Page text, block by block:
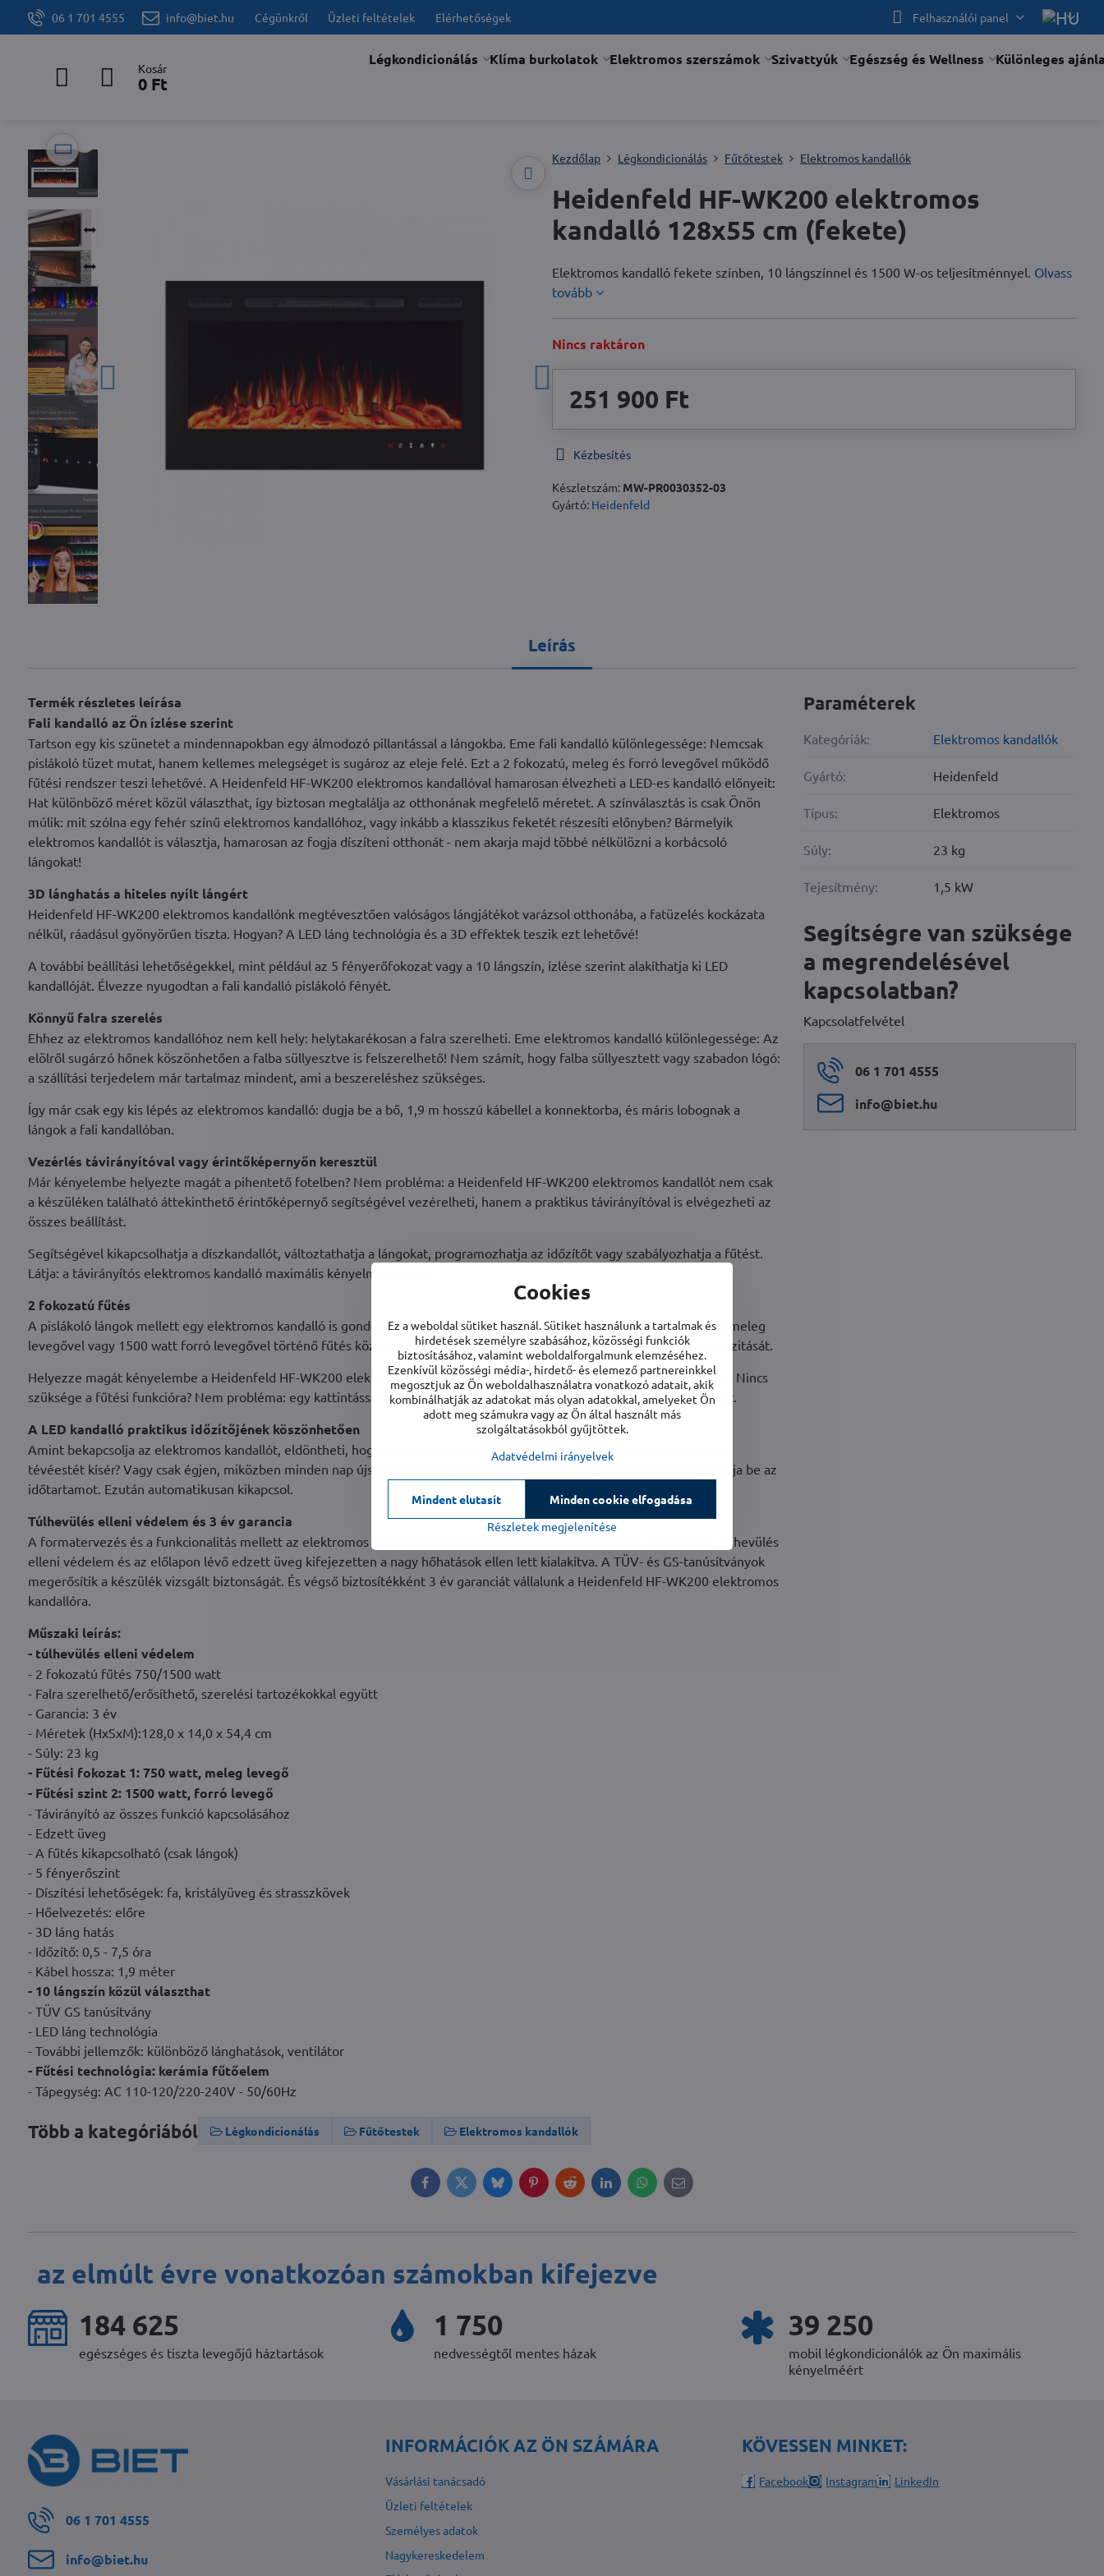
06 1 701 4555 info@biet.hu Cégünkről Üzleti feltételek Elérhetőségek Felhasználói panel
Kosár
0 Ft
Légkondicionálás Klíma burkolatok Elektromos szerszámok Szivattyúk Egészség és Wellness Különleges
Kezdőlap Légkondicionálás Fűtőtestek Elektromos kandallók
Heidenfeld HF-WK200 elektromos
kandalló 128x55 cm (fekete)
Elektromos kandalló fekete színben, 10 lángszínnel és 1500 W-os teljesítménnyel. Olvass
tovább
Nincs raktáron
251 900 Ft
Kézbesítés
Készletszám: MW-PR0030352-03
Gyártó: Heidenfeld
Leírás
Termék részletes leírása
Fali kandalló az Ön ízlése szerint
Tartson egy kis szünetet a mindennapokban egy álmodozó pillantással a lángokba. Eme fali kandalló különlegessége: Nemcsak
pislákoló tüzet mutat, hanem kellemes melegséget is sugároz az eleje felé. Ezt a 2 fokozatú, meleg és forró levegővel működő
fűtési rendszer teszi lehetővé. A Heidenfeld HF-WK200 elektromos kandallóval hamarosan élvezheti a LED-es kandalló előnyeit:
Hat különböző méret közül választhat, így biztosan megtalálja az otthonának megfelelő méretet. A színválasztás is csak Önön
múlik: mit szólna egy fehér színű elektromos kandallóhoz, vagy inkább a klasszikus feketét részesíti előnyben? Bármelyik
elektromos kandallót is választja, hamarosan az fogja díszíteni otthonát - nem akarja majd többé nélkülözni a korbácsoló
lángokat!
3D lánghatás a hiteles nyílt lángért
Heidenfeld HF-WK200 elektromos kandallónk megtévesztően valóságos lángjátékot varázsol otthonába, a fatüzelés kockázata
nélkül, ráadásul gyönyörűen tiszta. Hogyan? A LED láng technológia és a 3D effektek teszik ezt lehetővé!
A további beállítási lehetőségekkel, mint például az 5 fényerőfokozat vagy a 10 lángszín, ízlése szerint alakíthatja ki LED
kandallóját. Élvezze nyugodtan a fali kandalló pislákoló fényét.
Könnyű falra szerelés
Ehhez az elektromos kandallóhoz nem kell hely: helytakarékosan a falra szerelheti. Eme elektromos kandalló különlegessége: Az
elölről sugárzó hőnek köszönhetően a falba süllyesztve is felszerelhető! Nem számít, hogy falba süllyesztett vagy szabadon lógó:
a szállítási terjedelem már tartalmaz mindent, ami a beszereléshez szükséges.
Így már csak egy kis lépés az elektromos kandalló: dugja be a bő, 1,9 m hosszú kábellel a konnektorba, és máris lobognak a
lángok a fali kandallóban.
Vezérlés távirányítóval vagy érintőképernyőn keresztül
Már kényelembe helyezte magát a pihentető fotelben? Nem probléma: a Heidenfeld HF-WK200 elektromos kandallót nem csak
a készüléken található áttekinthető érintőképernyő segítségével vezérelheti, hanem a praktikus távirányítóval is elvégezheti az
összes beállítást.
Segítségével kikapcsolhatja a díszkandallót, változtathatja a lángokat, programozhatja az időzítőt vagy szabályozhatja a fűtést.
Látja: a távirányítós elektromos kandalló maximális kényelmet jelent!
2 fokozatú fűtés
A pislákoló lángok mellett egy elektromos kandalló is gondoskodik a meghitt melegről. A kétfokozatú fűtéssel 750 watt meleg
levegővel vagy 1500 watt forró levegővel történő fűtés között válogathat. A ventilátor szabályozza a kilépő levegő intenzitását.
Helyezze magát kényelembe a Heidenfeld HF-WK200 elektromos kandalló előtt, és élvezze a kellemes meleget a bőrén. Nincs
szüksége a fűtési funkcióra? Nem probléma: egy kattintással kikapcsolhatja őket, és élvezheti a LED-es kandalló látványát.
A LED kandalló praktikus időzítőjének köszönhetően
Amint bekapcsolja az elektromos kandallót, eldöntheti, hogy a tűz mennyi ideig "égjen". A pislákoló fény egy hangulatos
tévéestét kísér? Vagy csak égjen, miközben minden nap újságot olvas? A praktikus időzítővel 0,5 és 7,5 óra között állíthatja be az
időtartamot. Ezután automatikusan kikapcsol.
Túlhevülés elleni védelem és 3 év garancia
A formatervezés és a funkcionalitás mellett az elektromos kandalló biztonságát sem szabad elhanyagolni. A beépített túlhevülés
elleni védelem és az előlapon lévő edzett üveg kifejezetten a nagy hőhatások ellen lett kialakítva. A TÜV- és GS-tanúsítványok
megerősítik a készülék vizsgált biztonságát. És végső biztosítékként 3 év garanciát vállalunk a Heidenfeld HF-WK200 elektromos
kandallóra.
Műszaki leírás:
- túlhevülés elleni védelem
- 2 fokozatú fűtés 750/1500 watt
- Falra szerelhető/erősíthető, szerelési tartozékokkal együtt
- Garancia: 3 év
- Méretek (HxSxM):128,0 x 14,0 x 54,4 cm
- Súly: 23 kg
- Fűtési fokozat 1: 750 watt, meleg levegő
- Fűtési szint 2: 1500 watt, forró levegő
- Távirányító az összes funkció kapcsolásához
- Edzett üveg
- A fűtés kikapcsolható (csak lángok)
- 5 fényerőszint
- Díszítési lehetőségek: fa, kristályüveg és strasszkövek
- Hőelvezetés: előre
- 3D láng hatás
- Időzítő: 0,5 - 7,5 óra
- Kábel hossza: 1,9 méter
- 10 lángszín közül választhat
- TÜV GS tanúsítvány
- LED láng technológia
- További jellemzők: különböző lánghatások, ventilátor
- Fűtési technológia: kerámia fűtőelem
- Tápegység: AC 110-120/220-240V - 50/60Hz
Több a kategóriából Légkondicionálás Fűtőtestek Elektromos kandallók
Paraméterek
Kategóriák: Elektromos kandallók
Gyártó: Heidenfeld
Típus: Elektromos
Súly: 23 kg
Tejesítmény: 1,5 kW
Segítségre van szüksége
a megrendelésével
kapcsolatban?
Kapcsolatfelvétel
06 1 701 4555
info​@biet​.hu
FacebookTwitterBlueskyPinterestRedditLinkedInWhatsApp
E-
mail
az elmúlt évre vonatkozóan számokban kifejezve
251 090
egészséges és tiszta levegőjű háztartások
2 380
nedvességtől mentes házak
53 380
mobil légkondicionálók az Ön maximális
kényelméért
06 1 701 4555
info​@biet​.hu
INFORMÁCIÓK AZ ÖN SZÁMÁRA
Vásárlási tanácsadó
Üzleti feltételek
Személyes adatok
Nagykereskedelem
KÖVESSEN MINKET:
Facebook Instagram LinkedIn
Cookies
Ez a weboldal sütiket használ. Sütiket használunk a tartalmak és
hirdetések személyre szabásához, közösségi funkciók
biztosításához, valamint weboldalforgalmunk elemzéséhez.
Ezenkívül közösségi média-, hirdető- és elemező partnereinkkel
megosztjuk az Ön weboldalhasználatra vonatkozó adatait, akik
kombinálhatják az adatokat más olyan adatokkal, amelyeket Ön
adott meg számukra vagy az Ön által használt más
szolgáltatásokból gyűjtöttek.
Adatvédelmi irányelvek
Részletek megjelenítése
Minden cookie elfogadása
Mindent elutasít